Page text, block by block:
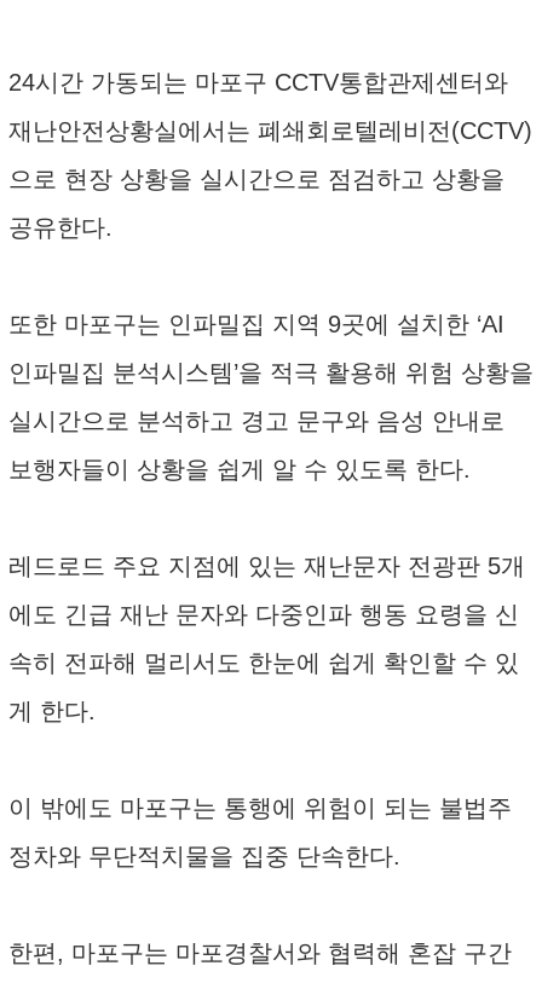
24시간 가동되는 마포구 CCTV통합관제센터와
재난안전상황실에서는 폐쇄회로텔레비전(CCTV)
으로 현장 상황을 실시간으로 점검하고 상황을
공유한다.
또한 마포구는 인파밀집 지역 9곳에 설치한 ‘AI
인파밀집 분석시스템’을 적극 활용해 위험 상황을
실시간으로 분석하고 경고 문구와 음성 안내로
보행자들이 상황을 쉽게 알 수 있도록 한다.
레드로드 주요 지점에 있는 재난문자 전광판 5개
에도 긴급 재난 문자와 다중인파 행동 요령을 신
속히 전파해 멀리서도 한눈에 쉽게 확인할 수 있
게 한다.
이 밖에도 마포구는 통행에 위험이 되는 불법주
정차와 무단적치물을 집중 단속한다.
한편, 마포구는 마포경찰서와 협력해 혼잡 구간